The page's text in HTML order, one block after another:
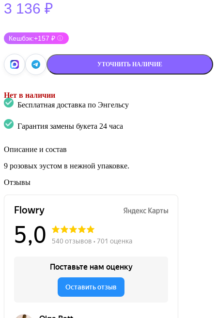
3 136 ₽
Кешбэк:+157 ₽ ⓘ
УТОЧНИТЬ НАЛИЧИЕ
Нет в наличии
Бесплатная доставка по Энгельсу
Гарантия замены букета 24 часа
Описание и состав
9 розовых эустом в нежной упаковке.
Отзывы